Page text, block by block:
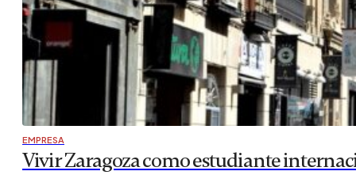
EMPRESA
Vivir Zaragoza como estudiante